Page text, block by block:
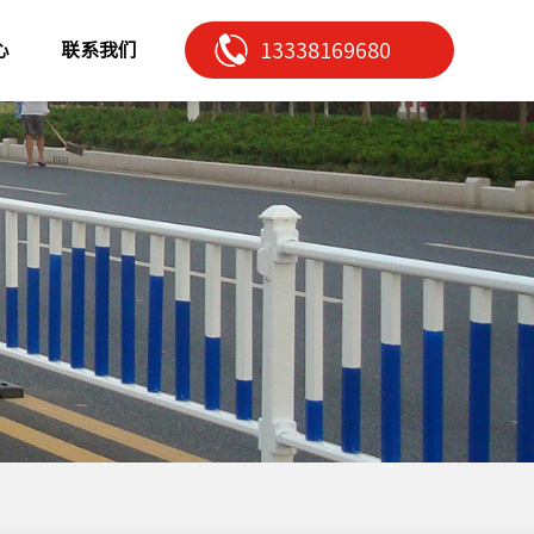
联系我们 13338169680